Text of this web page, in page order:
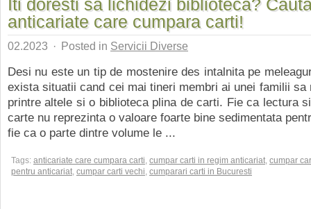
Iti doresti sa lichidezi biblioteca?
anticariate care cumpara carti!
02.2023 · Posted in Servicii Diverse
Desi nu este un tip de mostenire des intalnita pe
exista situatii cand cei mai tineri membri ai unei familii sa
printre altele si o biblioteca plina de carti. Fie ca lectura
carte nu reprezinta o valoare foarte bine sedimentata
fie ca o parte dintre volume le ...
Tags: anticariate care cumpara carti, cumpar carti in regim anticariat, cumpar
pentru anticariat, cumpar carti vechi, cumparari carti in Bucuresti